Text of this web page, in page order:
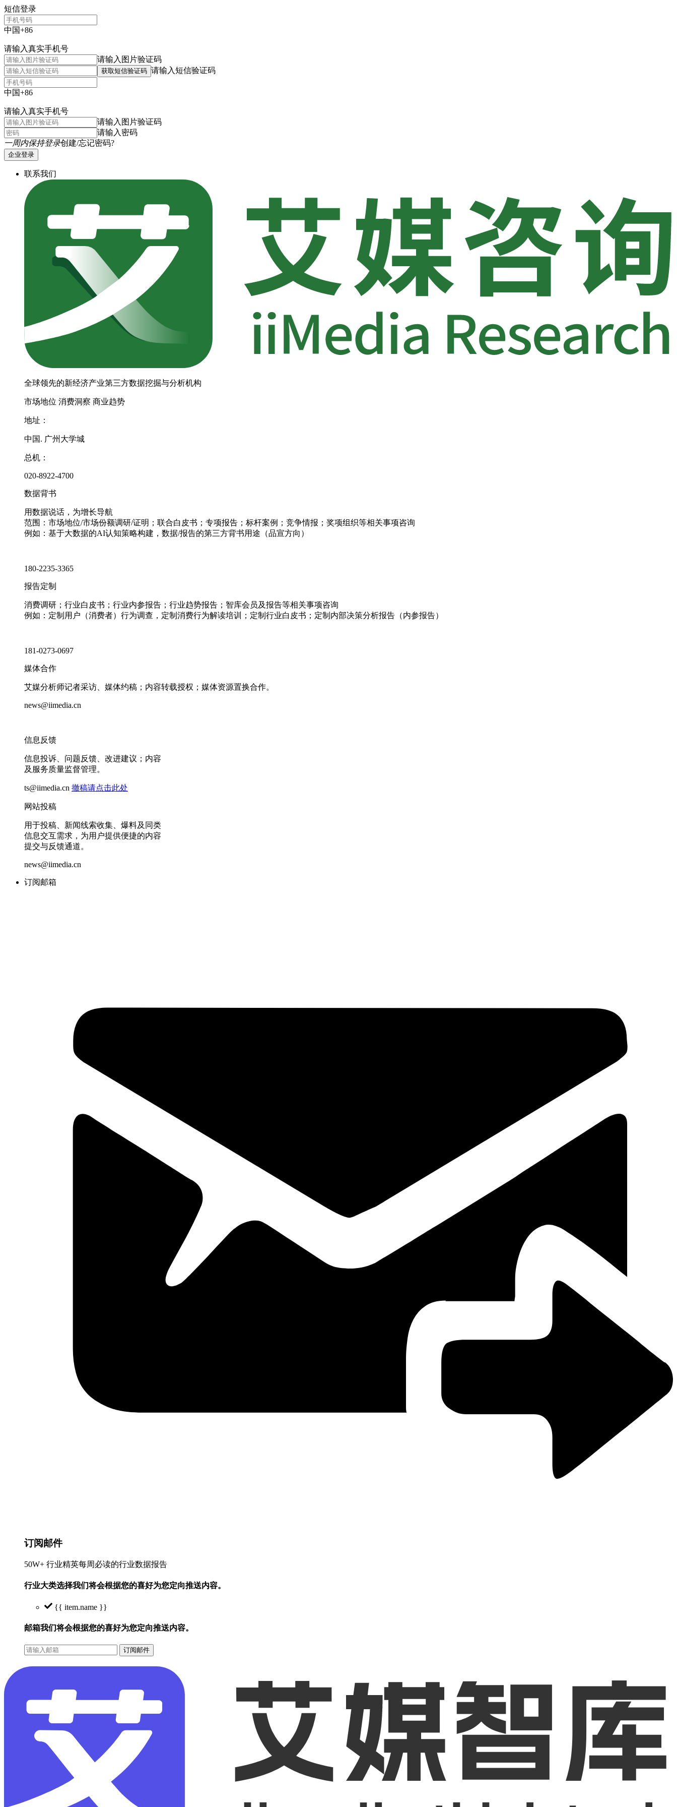
短信登录
中国+86
请输入真实手机号
请输入图片验证码
获取短信验证码 请输入短信验证码
中国+86
请输入真实手机号
请输入图片验证码
请输入密码
一周内保持登录创建/忘记密码?
企业登录
联系我们
全球领先的新经济产业第三方数据挖掘与分析机构
市场地位 消费洞察 商业趋势
地址：
中国. 广州大学城
总机：
020-8922-4700
数据背书
用数据说话，为增长导航
范围：市场地位/市场份额调研/证明；联合白皮书；专项报告；标杆案例；竞争情报；奖项组织等相关事项咨询
例如：基于大数据的AI认知策略构建，数据/报告的第三方背书用途（品宣方向）
180-2235-3365
报告定制
消费调研；行业白皮书；行业内参报告；行业趋势报告；智库会员及报告等相关事项咨询
例如：定制用户（消费者）行为调查，定制消费行为解读培训；定制行业白皮书；定制内部决策分析报告（内参报告）
181-0273-0697
媒体合作
艾媒分析师记者采访、媒体约稿；内容转载授权；媒体资源置换合作。
news@iimedia.cn
信息反馈
信息投诉、问题反馈、改进建议；内容
及服务质量监督管理。
ts@iimedia.cn 撤稿请点击此处
网站投稿
用于投稿、新闻线索收集、爆料及同类
信息交互需求，为用户提供便捷的内容
提交与反馈通道。
news@iimedia.cn
订阅邮箱
订阅邮件
50W+ 行业精英每周必读的行业数据报告
行业大类选择我们将会根据您的喜好为您定向推送内容。
{{ item.name }}
邮箱我们将会根据您的喜好为您定向推送内容。
订阅邮件